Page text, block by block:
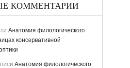
КОММЕНТАРИИ
Анатомия филологического
консервативной
Анатомия филологического